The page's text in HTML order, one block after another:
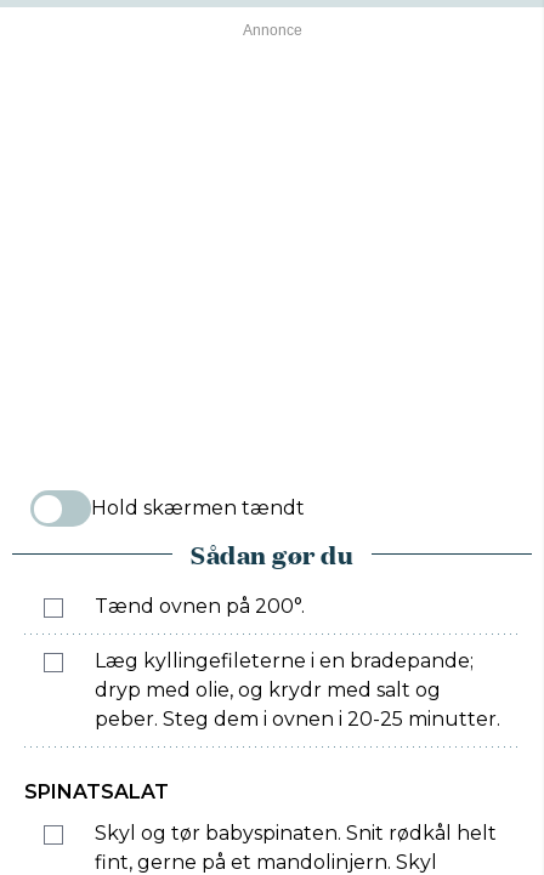
Hold skærmen tændt
Sådan gør du
Tænd ovnen på 200°.
Læg kyllingefileterne i en bradepande;
dryp med olie, og krydr med salt og
peber. Steg dem i ovnen i 20-25 minutter.
SPINATSALAT
Skyl og tør babyspinaten. Snit rødkål helt
fint, gerne på et mandolinjern. Skyl